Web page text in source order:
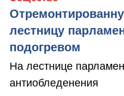
лестницу
подогревом
На лестнице
антиобледенения